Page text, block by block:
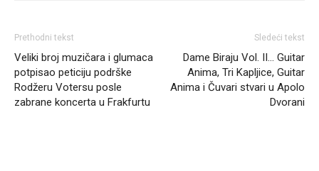
Prethodni tekst
Veliki broj muzičara i glumaca
potpisao peticiju podrške
Rodžeru Votersu posle
zabrane koncerta u Frakfurtu
Sledeći tekst
Dame Biraju Vol. II… Guitar
Anima, Tri Kapljice, Guitar
Anima i Čuvari stvari u Apolo
Dvorani